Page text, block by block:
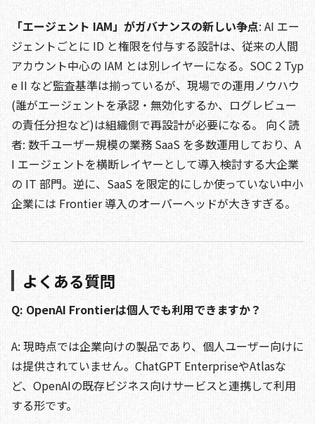
「エージェント IAM」がガバナンスの新しい争点: AI エー
ジェントごとに ID と権限を付与する設計は、従来の人間
アカウント中心の IAM とは別レイヤーになる。SOC 2 Typ
e II など監査基準は揃っているが、現場での運用ノウハウ
(誰がエージェントを承認・無効化するか、ログレビュー
の責任分担など)は組織側で再設計が必要になる。 向く読
者: 数千ユーザー規模の業務 SaaS を多数運用しており、A
I エージェントを横断レイヤーとして導入検討する大企業
の IT 部門。逆に、SaaS を限定的にしか使っていない中小
企業には Frontier 導入のオーバーヘッドが大きすぎる。
よくある質問
Q: OpenAI Frontierは個人でも利用できますか？
A: 現時点では企業向けの製品であり、個人ユーザー向けに
は提供されていません。ChatGPT EnterpriseやAtlasな
ど、OpenAIの既存ビジネス向けサービスと連携して利用
する形です。